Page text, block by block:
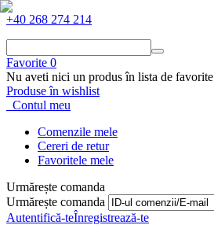
+40 268 274 214
Favorite 0
Nu aveti nici un produs în lista de favorite
Produse în wishlist
Contul meu
Comenzile mele
Cereri de retur
Favoritele mele
Urmărește comanda
Urmărește comanda
Autentifică-teÎnregistrează-te